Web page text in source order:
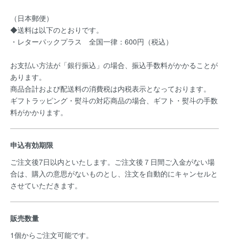
（日本郵便）
◆送料は以下のとおりです。
・レターパックプラス 全国一律：600円（税込）
お支払い方法が「銀行振込」の場合、振込手数料がかかることが
あります。
商品合計および配送料の消費税は内税表示となっております。
ギフトラッピング・熨斗の対応商品の場合、ギフト・熨斗の手数
料がかかります。
申込有効期限
ご注文後7日以内といたします。ご注文後７日間ご入金がない場
合は、購入の意思がないものとし、注文を自動的にキャンセルと
させていただきます。
販売数量
1個からご注文可能です。